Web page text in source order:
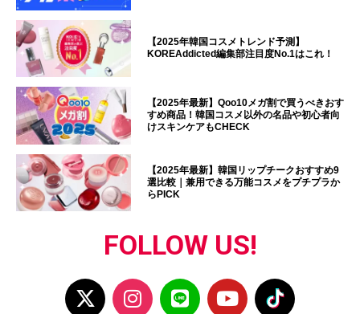
【2025年韓国コスメトレンド予測】
KOREAddicted編集部注目度No.1はこれ！
【2025年最新】Qoo10メガ割で買うべきおす
すめ商品！韓国コスメ以外の名品や初心者向
けスキンケアもCHECK
【2025年最新】韓国リップチークおすすめ9
選比較｜兼用できる万能コスメをプチプラか
らPICK
FOLLOW US!